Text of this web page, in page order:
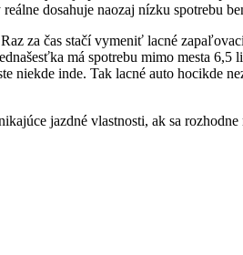
dosahuje naozaj nízku spotrebu
za čas stačí vymeniť lacné
má spotrebu mimo mesta 6,5
niekde inde. Tak lacné auto hocikde
jazdné vlastnosti, ak sa